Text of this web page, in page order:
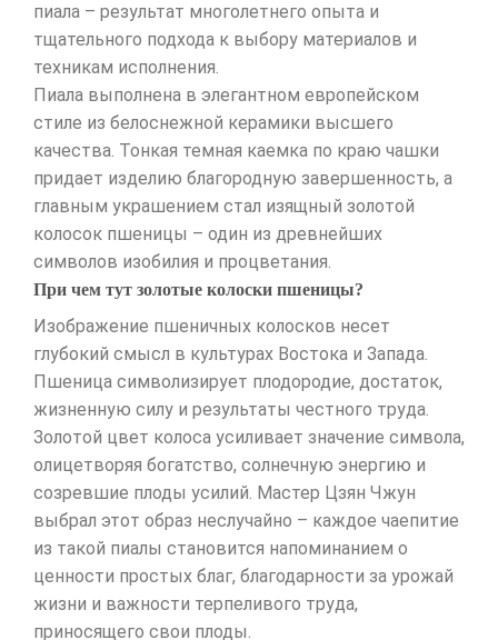
пиала – результат многолетнего опыта и
тщательного подхода к выбору материалов и
техникам исполнения.
Пиала выполнена в элегантном европейском
стиле из белоснежной керамики высшего
качества. Тонкая темная каемка по краю чашки
придает изделию благородную завершенность, а
главным украшением стал изящный золотой
колосок пшеницы – один из древнейших
символов изобилия и процветания.
При чем тут золотые колоски пшеницы?
Изображение пшеничных колосков несет
глубокий смысл в культурах Востока и Запада.
Пшеница символизирует плодородие, достаток,
жизненную силу и результаты честного труда.
Золотой цвет колоса усиливает значение символа,
олицетворяя богатство, солнечную энергию и
созревшие плоды усилий. Мастер Цзян Чжун
выбрал этот образ неслучайно – каждое чаепитие
из такой пиалы становится напоминанием о
ценности простых благ, благодарности за урожай
жизни и важности терпеливого труда,
приносящего свои плоды.